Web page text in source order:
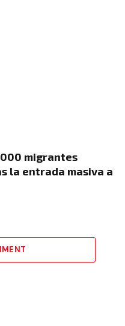
migrantes
la entrada masiva a